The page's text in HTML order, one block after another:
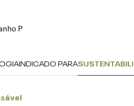
P
INDICADO PARA